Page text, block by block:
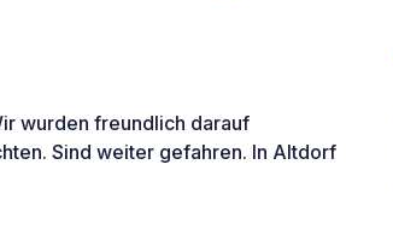
wurden freundlich darauf
Sind weiter gefahren. In Altdorf